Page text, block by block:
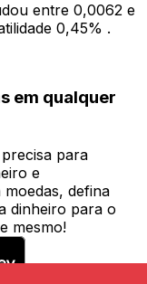
entre 0,0062 e
0,45% .
em qualquer
para
e
defina
dinheiro para o
mesmo!